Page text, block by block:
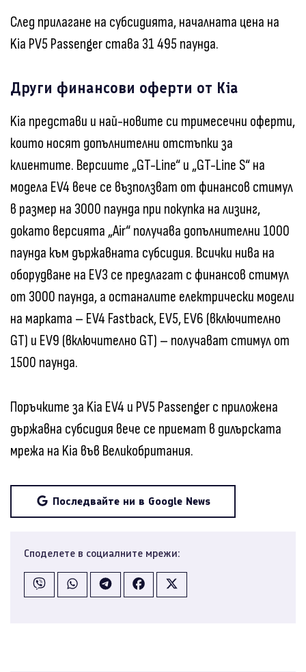
След прилагане на субсидията, началната цена на
Kia PV5 Passenger става 31 495 паунда.
Други финансови оферти от Kia
Kia представи и най-новите си тримесечни оферти,
които носят допълнителни отстъпки за
клиентите. Версиите „GT-Line“ и „GT-Line S“ на
модела EV4 вече се възползват от финансов стимул
в размер на 3000 паунда при покупка на лизинг,
докато версията „Air“ получава допълнителни 1000
паунда към държавната субсидия. Всички нива на
оборудване на EV3 се предлагат с финансов стимул
от 3000 паунда, а останалите електрически модели
на марката – EV4 Fastback, EV5, EV6 (включително
GT) и EV9 (включително GT) – получават стимул от
1500 паунда.
Поръчките за Kia EV4 и PV5 Passenger с приложена
държавна субсидия вече се приемат в дилърската
мрежа на Kia във Великобритания.
Последвайте ни в Google News
Споделете в социалните мрежи: